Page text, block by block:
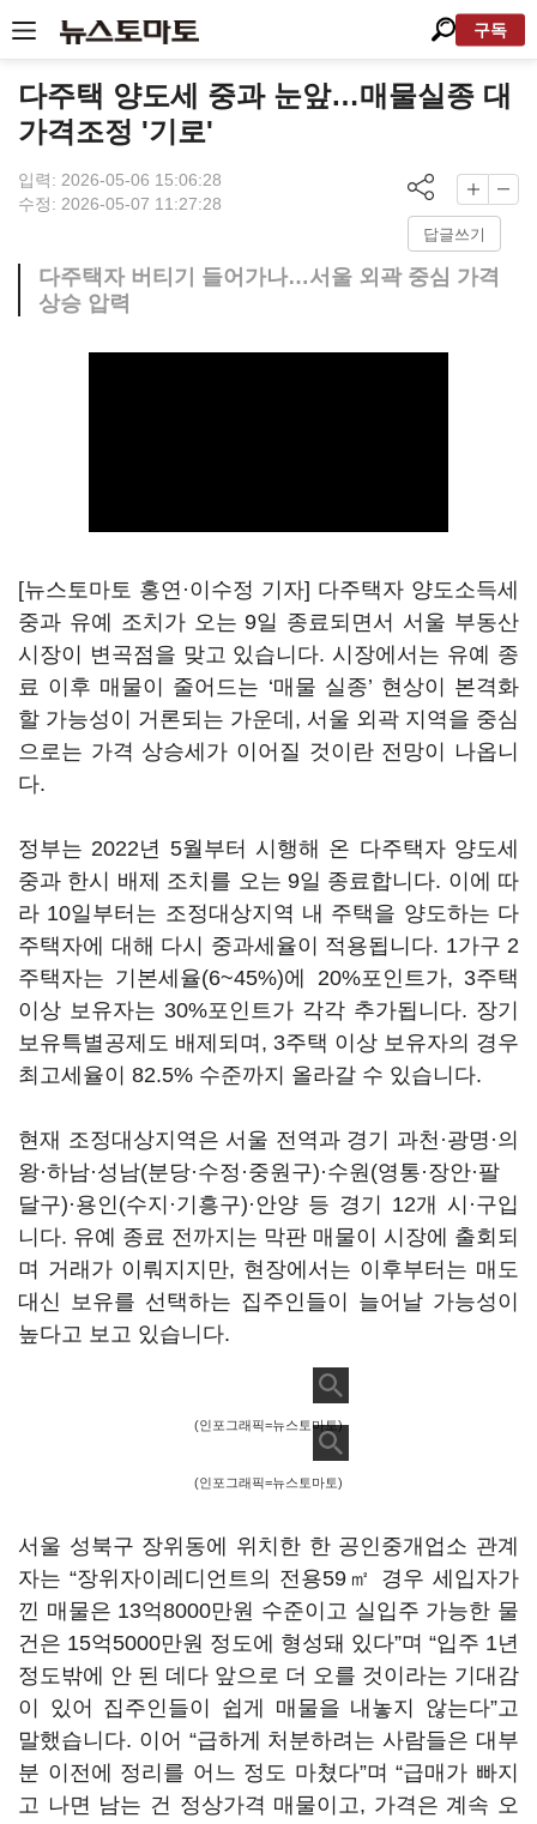
구독
다주택 양도세 중과 눈앞…매물실종 대
가격조정 '기로'
입력: 2026-05-06 15:06:28
수정: 2026-05-07 11:27:28
답글쓰기
다주택자 버티기 들어가나…서울 외곽 중심 가격
상승 압력
[뉴스토마토 홍연·이수정 기자] 다주택자 양도소득세
중과 유예 조치가 오는 9일 종료되면서 서울 부동산
시장이 변곡점을 맞고 있습니다. 시장에서는 유예 종
료 이후 매물이 줄어드는 ‘매물 실종’ 현상이 본격화
할 가능성이 거론되는 가운데, 서울 외곽 지역을 중심
으로는 가격 상승세가 이어질 것이란 전망이 나옵니
다.
정부는 2022년 5월부터 시행해 온 다주택자 양도세
중과 한시 배제 조치를 오는 9일 종료합니다. 이에 따
라 10일부터는 조정대상지역 내 주택을 양도하는 다
주택자에 대해 다시 중과세율이 적용됩니다. 1가구 2
주택자는 기본세율(6~45%)에 20%포인트가, 3주택
이상 보유자는 30%포인트가 각각 추가됩니다. 장기
보유특별공제도 배제되며, 3주택 이상 보유자의 경우
최고세율이 82.5% 수준까지 올라갈 수 있습니다.
현재 조정대상지역은 서울 전역과 경기 과천·광명·의
왕·하남·성남(분당·수정·중원구)·수원(영통·장안·팔
달구)·용인(수지·기흥구)·안양 등 경기 12개 시·구입
니다. 유예 종료 전까지는 막판 매물이 시장에 출회되
며 거래가 이뤄지지만, 현장에서는 이후부터는 매도
대신 보유를 선택하는 집주인들이 늘어날 가능성이
높다고 보고 있습니다.
(인포그래픽=뉴스토마토)
(인포그래픽=뉴스토마토)
서울 성북구 장위동에 위치한 한 공인중개업소 관계
자는 “장위자이레디언트의 전용59㎡ 경우 세입자가
낀 매물은 13억8000만원 수준이고 실입주 가능한 물
건은 15억5000만원 정도에 형성돼 있다”며 “입주 1년
정도밖에 안 된 데다 앞으로 더 오를 것이라는 기대감
이 있어 집주인들이 쉽게 매물을 내놓지 않는다”고
말했습니다. 이어 “급하게 처분하려는 사람들은 대부
분 이전에 정리를 어느 정도 마쳤다”며 “급매가 빠지
고 나면 남는 건 정상가격 매물이고, 가격은 계속 오